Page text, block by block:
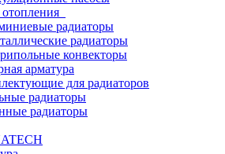
радиаторы
радиаторы
конвекторы
арматура
для радиаторов
радиаторы
радиаторы